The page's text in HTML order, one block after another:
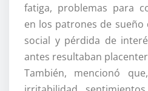
fatiga, problemas para
en los patrones de
social y pérdida de
antes resultaban
También, mencionó